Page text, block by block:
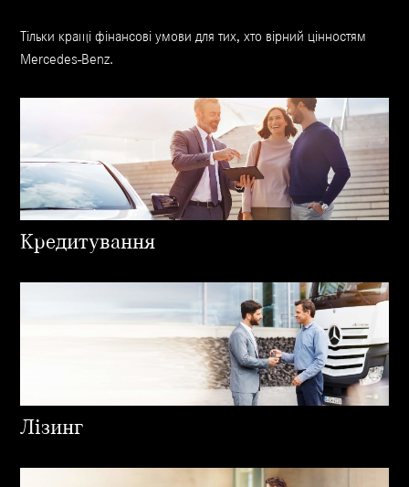
Тільки кращі фінансові умови для тих, хто вірний цінностям
Mercedes-Benz.
Кредитування
Лізинг